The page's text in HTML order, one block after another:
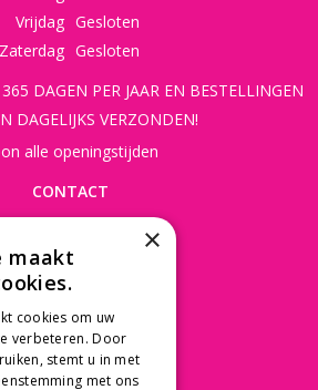
Vrijdag Gesloten
Zaterdag Gesloten
DAGEN PER JAAR EN BESTELLINGEN
DAGELIJKS VERZONDEN!
alle openingstijden
CONTACT
3997 MK 't Goy
030 - 60 11 365
×
maakt
cookies om uw
verbeteren. Door
stemt u in met
met ons